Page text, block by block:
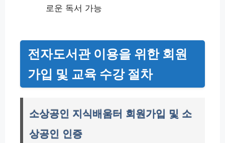
로운 독서 가능
전자도서관 이용을 위한 회원
가입 및 교육 수강 절차
소상공인 지식배움터 회원가입 및 소
상공인 인증